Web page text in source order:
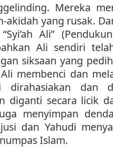
Mereka
akidah yang rusak.
Ali”
Ali sendiri
siksaan yang
membenci dan
dirahasiakan dan
diganti secara licik
menyimpan
dan Yahudi
Islam.